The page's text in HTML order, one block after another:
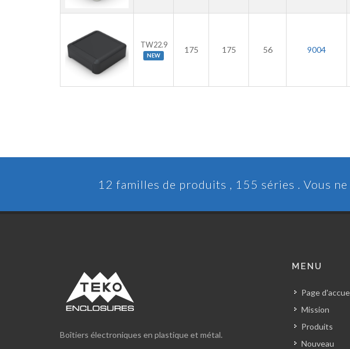
TW22.9
NEW
175 175 56 9004
12 familles de produits , 155 séries . Vous
Boîtiers électroniques en plastique et métal.
MENU
Page
Mission
Produits
Nouveau